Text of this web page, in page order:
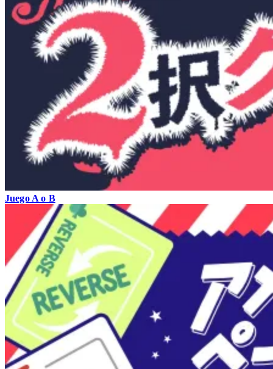
Juego A o B